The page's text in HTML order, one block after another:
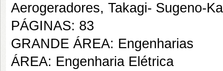
Aerogeradores, Takagi- Sugeno-
PÁGINAS: 83
GRANDE ÁREA: Engenharias
ÁREA: Engenharia Elétrica